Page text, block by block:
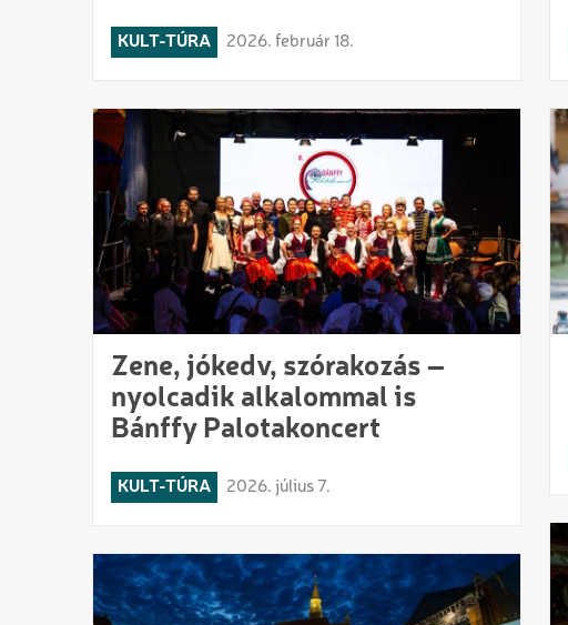
KULT-TÚRA 2026. február 18.
Zene, jókedv, szórakozás –
nyolcadik alkalommal is
Bánffy Palotakoncert
KULT-TÚRA 2026. július 7.